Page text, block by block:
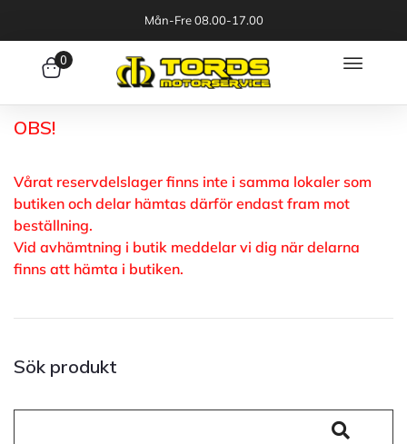
Mån-Fre 08.00-17.00
0
OBS!
Vårat reservdelslager finns inte i samma lokaler som
butiken och delar hämtas därför endast fram mot
beställning.
Vid avhämtning i butik meddelar vi dig när delarna
finns att hämta i butiken.
Sök produkt